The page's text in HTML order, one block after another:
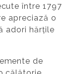
între 1797
apreciază o
adori hărțile
de